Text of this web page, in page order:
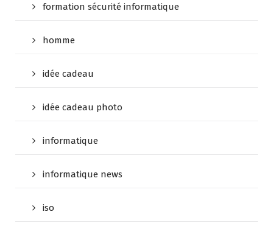
formation sécurité informatique
homme
idée cadeau
idée cadeau photo
informatique
informatique news
iso